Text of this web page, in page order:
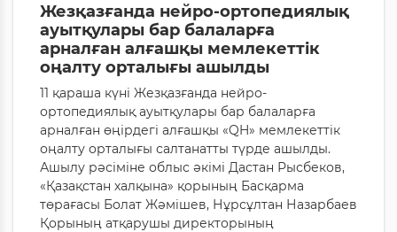
Жезқазғанда нейро-ортопедиялық
ауытқулары бар балаларға
арналған алғашқы мемлекеттік
оңалту орталығы ашылды
11 қараша күні Жезқазғанда нейро-
ортопедиялық ауытқулары бар балаларға
арналған өңірдегі алғашқы «QH» мемлекеттік
оңалту орталығы салтанатты түрде ашылды.
Ашылу рәсіміне облыс әкімі Дастан Рысбеков,
«Қазақстан халқына» қорының Басқарма
төрағасы Болат Жәмішев, Нұрсұлтан Назарбаев
Қорының атқарушы директорының